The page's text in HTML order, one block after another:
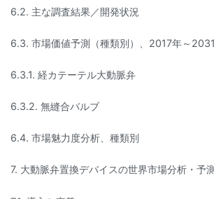
6.2. 主な調査結果／開発状況
6.3. 市場価値予測（種類別）、2017年～
6.3.1. 経カテーテル大動脈弁
6.3.2. 無縫合バルブ
6.4. 市場魅力度分析、種類別
7. 大動脈弁置換デバイスの世界市場分析・予